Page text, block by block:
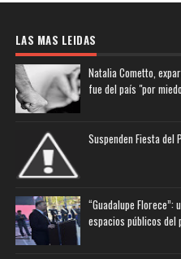
LAS MAS LEIDAS
Natalia Cometto,
fue del país "por
Suspenden Fiesta del
“Guadalupe
espacios públicos del